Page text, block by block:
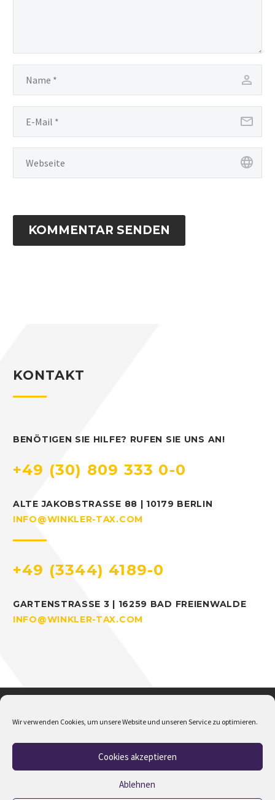
Wir verwenden Cookies, um unsere Website und unseren Service zu optimieren.
Cookies akzeptieren
Ablehnen
KOMMENTAR SENDEN
KONTAKT
BENÖTIGEN SIE HILFE? RUFEN SIE UNS AN!
+49 (30) 809 333 0-0
ALTE JAKOBSTRASSE 88 | 10179 BERLIN
INFO@WINKLER-TAX.COM
+49 (3344) 4189-0
GARTENSTRASSE 3 | 16259 BAD FREIENWALDE
INFO@WINKLER-TAX.COM
Datenschutz